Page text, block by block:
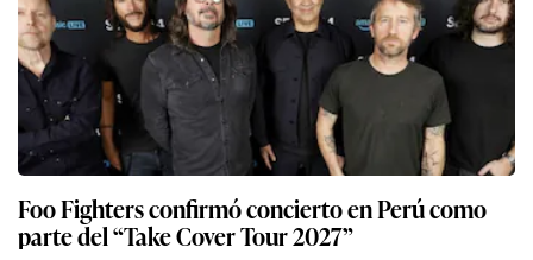
Foo Fighters confirmó concierto en Perú como
parte del “Take Cover Tour 2027”